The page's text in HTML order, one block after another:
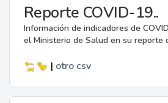
Reporte COVID-19..
Información de indicadores de
el Ministerio de Salud en su reporte
| otro csv